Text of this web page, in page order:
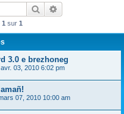
Rechercher
1 sur 1
3.0 e brezhoneg
03, 2010 6:02 pm
07, 2010 10:00 am